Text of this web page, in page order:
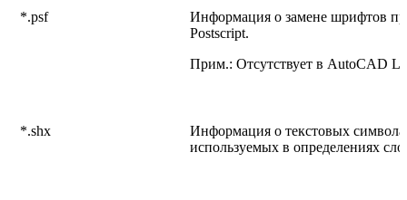
*.psf
Информация о замене шрифтов
Postscript.
Прим.: Отсутствует в AutoCAD
*.shx
Информация о текстовых
используемых в определениях